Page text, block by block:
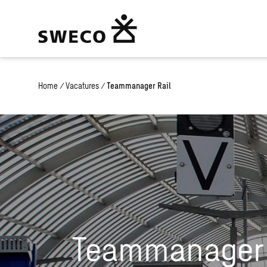
Home / Vacatures / Teammanager Rail